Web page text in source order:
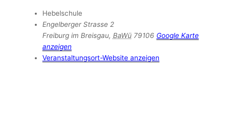
Hebelschule
Engelberger Strasse 2
Freiburg im Breisgau, BaWü 79106 Google Karte
anzeigen
Veranstaltungsort-Website anzeigen